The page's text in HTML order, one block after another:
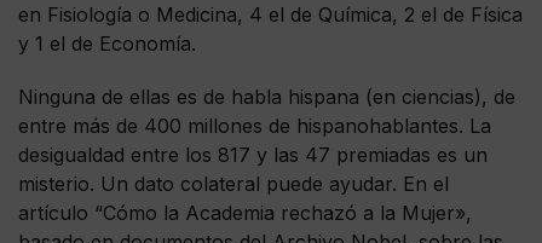
en Fisiología o Medicina, 4 el de Química, 2 el de Física
y 1 el de Economía.
Ninguna de ellas es de habla hispana (en ciencias), de
entre más de 400 millones de hispanohablantes. La
desigualdad entre los 817 y las 47 premiadas es un
misterio. Un dato colateral puede ayudar. En el
artículo “Cómo la Academia rechazó a la Mujer»,